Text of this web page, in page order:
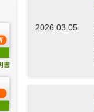
2026.03.05